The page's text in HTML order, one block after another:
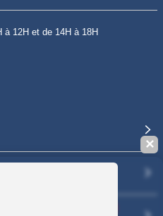
à 12H et de 14H à 18H
✕